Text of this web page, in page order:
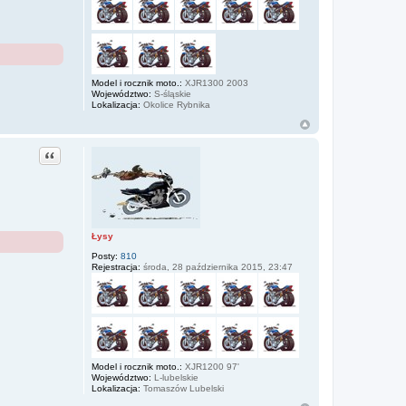
Model i rocznik moto.: XJR1300 2003
Województwo: S-śląskie
Lokalizacja: Okolice Rybnika
Łysy
Posty: 810
Rejestracja: środa, 28 października 2015, 23:47
Model i rocznik moto.: XJR1200 97'
Województwo: L-lubelskie
Lokalizacja: Tomaszów Lubelski
Cytuj